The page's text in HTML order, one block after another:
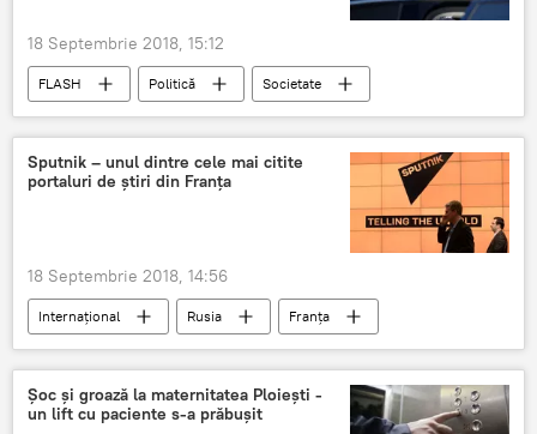
18 Septembrie 2018, 15:12
FLASH Politică
Societate
PSD Romania
Jean-Claude Juncker
Viorica Dăncilă
glume
internauți
România
Sputnik – unul dintre cele mai citite
portaluri de știri din Franța
18 Septembrie 2018, 14:56
Internaţional Rusia
Franța
top
Știri popularitate
Şoc şi groază la maternitatea Ploieşti -
un lift cu paciente s-a prăbuşit